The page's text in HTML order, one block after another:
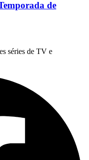
de
séries de TV e